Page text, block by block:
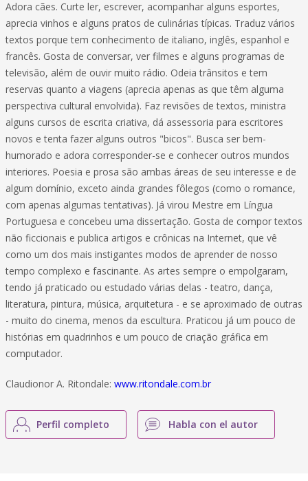
Adora cães. Curte ler, escrever, acompanhar alguns esportes,
aprecia vinhos e alguns pratos de culinárias típicas. Traduz vários
textos porque tem conhecimento de italiano, inglês, espanhol e
francês. Gosta de conversar, ver filmes e alguns programas de
televisão, além de ouvir muito rádio. Odeia trânsitos e tem
reservas quanto a viagens (aprecia apenas as que têm alguma
perspectiva cultural envolvida). Faz revisões de textos, ministra
alguns cursos de escrita criativa, dá assessoria para escritores
novos e tenta fazer alguns outros "bicos". Busca ser bem-
humorado e adora corresponder-se e conhecer outros mundos
interiores. Poesia e prosa são ambas áreas de seu interesse e de
algum domínio, exceto ainda grandes fôlegos (como o romance,
com apenas algumas tentativas). Já virou Mestre em Língua
Portuguesa e concebeu uma dissertação. Gosta de compor textos
não ficcionais e publica artigos e crônicas na Internet, que vê
como um dos mais instigantes modos de aprender de nosso
tempo complexo e fascinante. As artes sempre o empolgaram,
tendo já praticado ou estudado várias delas - teatro, dança,
literatura, pintura, música, arquitetura - e se aproximado de outras
- muito do cinema, menos da escultura. Praticou já um pouco de
histórias em quadrinhos e um pouco de criação gráfica em
computador.
Claudionor A. Ritondale: www.ritondale.com.br
Perfil completo Habla con el autor